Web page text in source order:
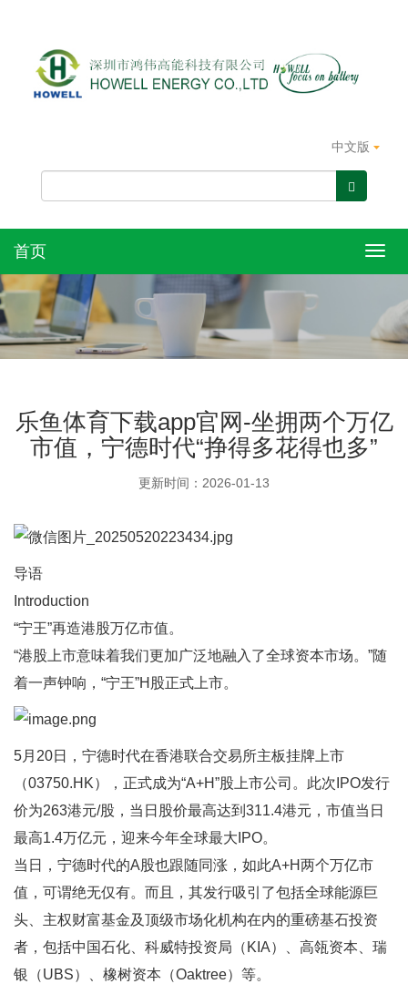
中文版
首页
乐鱼体育下载app官网-坐拥两个万亿
市值，宁德时代“挣得多花得也多”
更新时间：2026-01-13
导语
Introduction
“宁王”再造港股万亿市值。
“港股上市意味着我们更加广泛地融入了全球资本市场。”随
着一声钟响，“宁王”H股正式上市。
5月20日，宁德时代在香港联合交易所主板挂牌上市
（03750.HK），正式成为“A+H”股上市公司。此次IPO发行
价为263港元/股，当日股价最高达到311.4港元，市值当日
最高1.4万亿元，迎来今年全球最大IPO。
当日，宁德时代的A股也跟随同涨，如此A+H两个万亿市
值，可谓绝无仅有。而且，其发行吸引了包括全球能源巨
头、主权财富基金及顶级市场化机构在内的重磅基石投资
者，包括中国石化、科威特投资局（KIA）、高瓴资本、瑞
银（UBS）、橡树资本（Oaktree）等。